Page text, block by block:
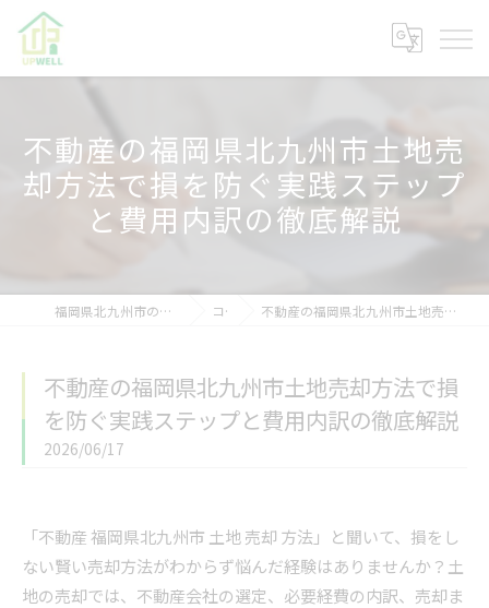
不動産の福岡県北九州市土地売
却方法で損を防ぐ実践ステップ
と費用内訳の徹底解説
福岡県北九州市の不動産なら株式会社アップウェル コラム 不動産の福岡県北九州市土地売却方法で損を防ぐ実践ステップと費用内訳の徹底解説
不動産の福岡県北九州市土地売却方法で損
を防ぐ実践ステップと費用内訳の徹底解説
2026/06/17
「不動産 福岡県北九州市 土地 売却 方法」と聞いて、損をし
ない賢い売却方法がわからず悩んだ経験はありませんか？土
地の売却では、不動産会社の選定、必要経費の内訳、売却ま